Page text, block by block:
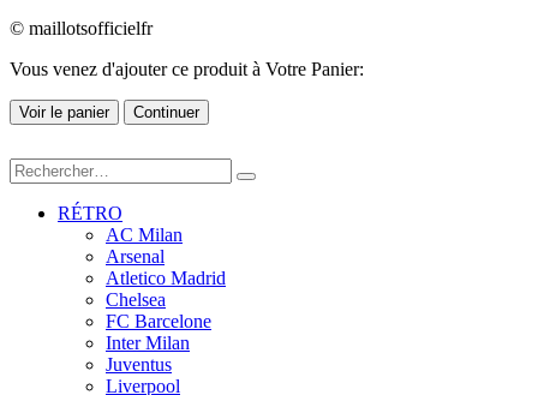
© maillotsofficielfr
Vous venez d'ajouter ce produit à Votre Panier:
Voir le panier Continuer
RÉTRO
AC Milan
Arsenal
Atletico Madrid
Chelsea
FC Barcelone
Inter Milan
Juventus
Liverpool